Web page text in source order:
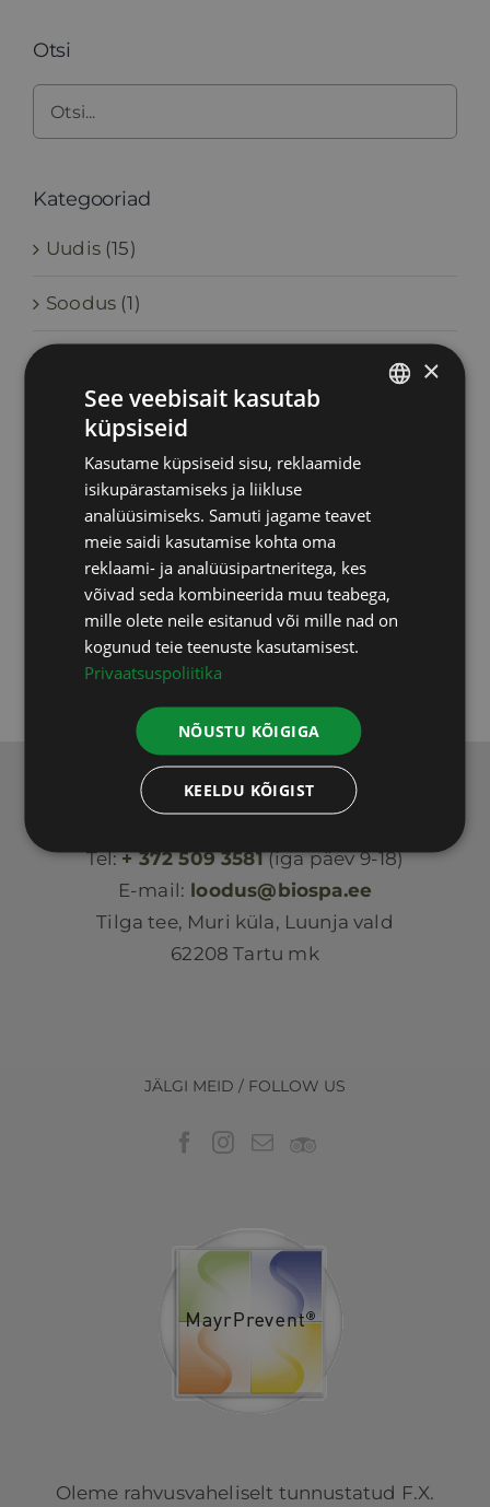
Otsi
Kategooriad
Uudis (15)
Soodus (1)
Upgraders (6)
Vastuvõtud (2)
Testid, uuringud (9)
Varia (5)
Koolitused (3)
Loodus BIOSPA
Tel:+ 372 509 3581(iga päev 9-18)
E-mail: loodus@biospa.ee
Tilga tee, Muri küla, Luunja vald
62208 Tartu mk
JÄLGI MEID / FOLLOW US
Oleme rahvusvaheliselt tunnustatud F.X.
×
See veebisait kasutab
küpsiseid
Kasutame küpsiseid sisu, reklaamide
isikupärastamiseks ja liikluse
analüüsimiseks. Samuti jagame teavet
meie saidi kasutamise kohta oma
reklaami- ja analüüsipartneritega, kes
võivad seda kombineerida muu teabega,
mille olete neile esitanud või mille nad on
kogunud teie teenuste kasutamisest.
Privaatsuspoliitika
NÕUSTU KÕIGIGA
KEELDU KÕIGIST